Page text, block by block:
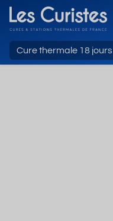
Cure thermale 18 jours